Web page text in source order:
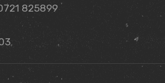
825899